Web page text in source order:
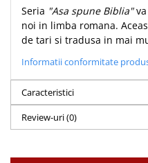
Devotional
Diverse
Lupta Spirituala
Schimbarea caracterului
Slujire
Suferinta
Viata din belsug
Viata de zi cu zi
Despre afaceri
Seria "Asa spune Biblia"
noi in limba romana.
de tari si tradusa in mai
Informatii conformitate
Caracteristici
Review-uri(0)